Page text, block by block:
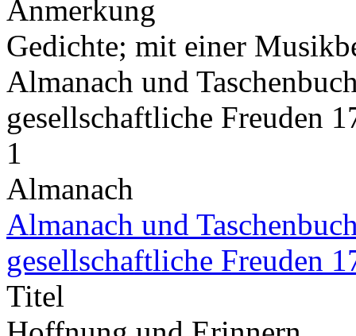
Anmerkung
Gedichte; mit einer
Almanach und
gesellschaftliche Freuden
1
Almanach
Almanach und
gesellschaftliche Freuden
Titel